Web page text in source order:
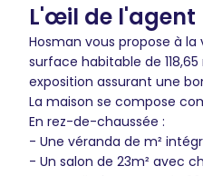
L'œil de l'agent
Hosman vous propose à
surface habitable de
exposition assurant une
La maison se compose
En rez-de-chaussée :
- Une véranda de m²
- Un salon de 23m² avec